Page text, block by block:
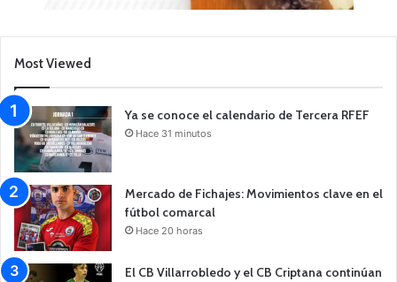
Most Viewed
Ya se conoce el calendario de Tercera RFEF
Hace 31 minutos
Mercado de Fichajes: Movimientos clave en el
fútbol comarcal
Hace 20 horas
El CB Villarrobledo y el CB Criptana continúan